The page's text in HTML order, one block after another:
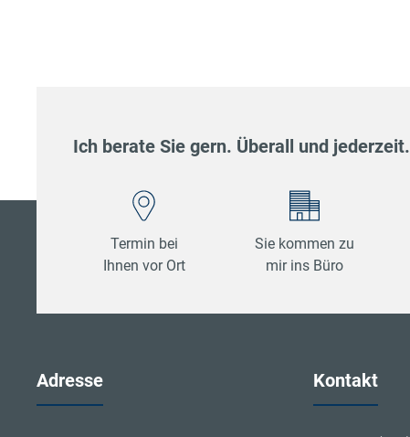
Ich berate Sie gern. Überall und jederzeit.
Termin bei
Ihnen vor Ort
Sie kommen zu
mir ins Büro
Adresse Kontakt